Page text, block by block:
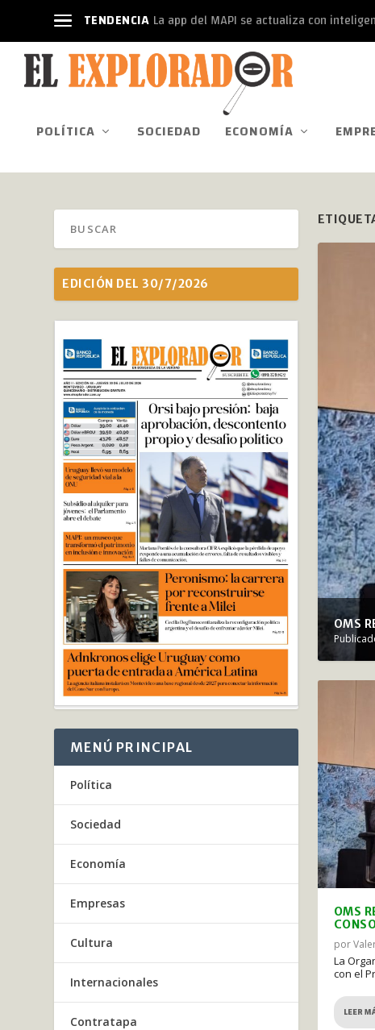
TENDENCIA La app del MAPI se actualiza con
POLÍTICA SOCIEDAD ECONOMÍA
OMS
OMS
por
La
con el
LEER
EDICIÓN DEL 30/7/2026
MENÚ PRINCIPAL
Política
Sociedad
Economía
Empresas
Cultura
Internacionales
Contratapa